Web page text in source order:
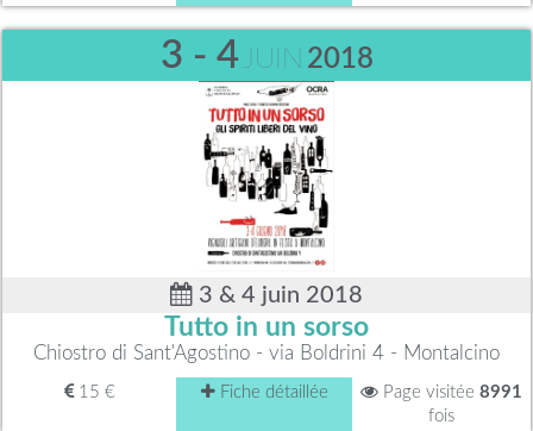
3 - 4 JUIN 2018
3 & 4 juin 2018
Tutto in un sorso
Chiostro di Sant'Agostino - via Boldrini 4 - Montalcino
15 € Fiche détaillée Page visitée 8991
fois